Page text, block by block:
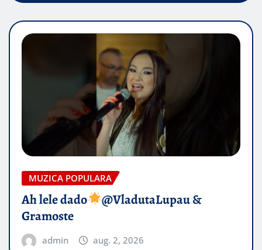
MUZICA POPULARA
Ah lele dado​
@VladutaLupau &
Gramoste
admin aug. 2, 2026